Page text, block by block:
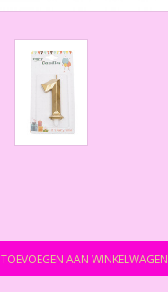
TOEVOEGEN AAN WINKELWAGEN